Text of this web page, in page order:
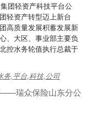
团轻资产科技平台公
轻资产转型迈上新台
高质量发展积蓄发展新
、大区、事业部主要负
控水务轮值执行总裁于
务,平台,科技,公司